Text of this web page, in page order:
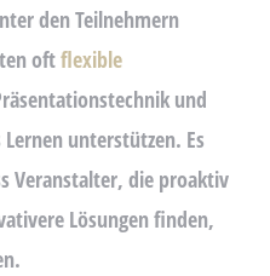
den Teilnehmern
oftflexible
und
unterstützen. Es
Veranstalter, die proaktiv
Lösungen finden,